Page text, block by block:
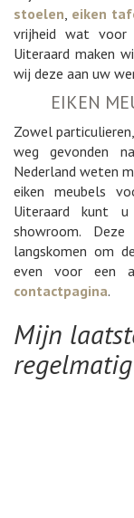
stoelen eiken
vrijheid wat
Uiteraard maken
wij deze aan uw
EIKEN
Zowel
weg gevonden
Nederland weten
eiken meubels
Uiteraard kunt
showroom.
langskomen om
even voor een
contactpagina.
Mijn